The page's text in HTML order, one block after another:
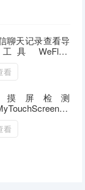
聊天记录查看导
具 WeFlow
看
摸屏检测
看